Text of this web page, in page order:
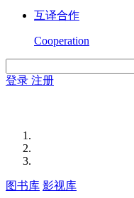
互译合作
Cooperation
登录 注册
图书库 影视库